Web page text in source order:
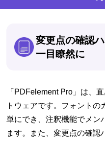
変更点の確認
一目瞭然に
「PDFelement Pro」は、
トウェアです。フォント
単にでき、注釈機能でメン
ます。また、変更点の確認